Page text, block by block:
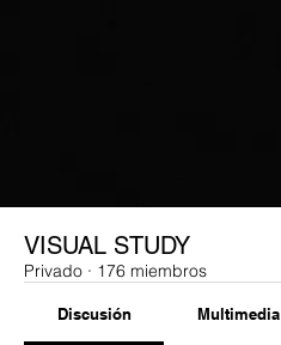
VISUAL STUDY
Privado · 176 miembros
Discusión Multimedia